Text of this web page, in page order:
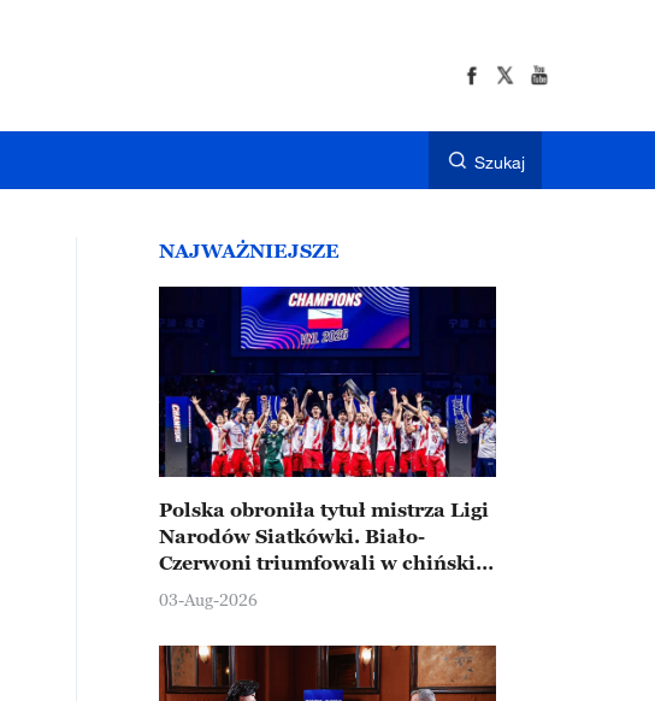
Szukaj
NAJWAŻNIEJSZE
Polska obroniła tytuł mistrza Ligi
Narodów Siatkówki. Biało-
Czerwoni triumfowali w chińskim
Ningbo
03-Aug-2026